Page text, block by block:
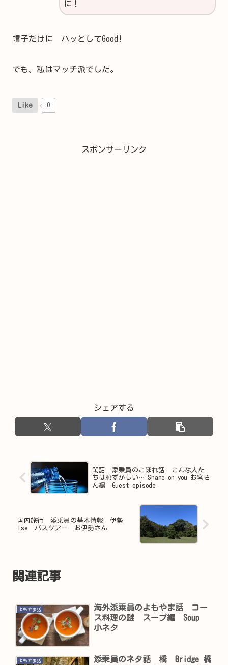
に！
帽子だけに ハッとしてGood!
でも、私はマッチ派でした。
Like 0
スポンサーリンク
シェアする
閑話 添乗員のこぼれ話 こんな人た
ちは恥ずかしい… Shame on you お客さ
ん編 Guest episode
国内旅行 添乗員の基本情報 伊勢
Ise バスツアー お伊勢さん
関連記事
よもやま話
海外添乗員のよもやま話 コー
ス料理の謎 スープ編 Soup
小ネタ
よもやま話
添乗員のネタ話 橋 Bridge 橋